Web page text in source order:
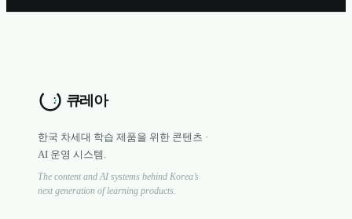
한국 차세대 학습 제품을 위한 콘텐츠 ·
AI 운영 시스템.
The content and AI systems behind Korea’s
next generation of learning products.